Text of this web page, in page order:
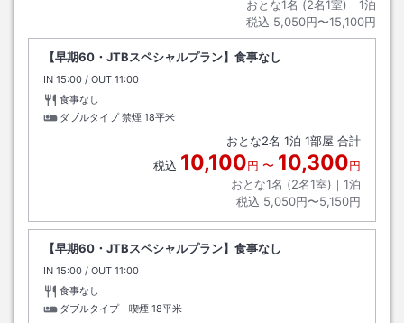
おとな1名 (2名1室)｜ 1泊
税込 5,050円〜15,100円
【早期60・JTBスペシャルプラン】食事なし
IN チェックイン
15:00 / OUT チェックアウト
11:00
食事なし
ダブルタイプ 禁煙 18平米
おとな2名 1泊 1部屋 合計
税込 10,100円 〜 10,300円
おとな1名 (2名1室)｜ 1泊
税込 5,050円〜5,150円
【早期60・JTBスペシャルプラン】食事なし
IN チェックイン
15:00 / OUT チェックアウト
11:00
食事なし
ダブルタイプ 喫煙 18平米